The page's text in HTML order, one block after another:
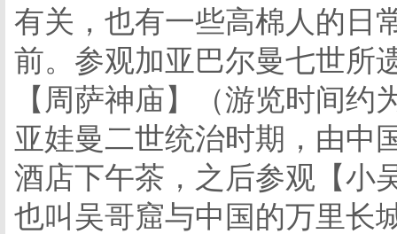
有关，也有一些高棉人的日
前。参观加亚巴尔曼七世所
【周萨神庙】（游览时间
亚娃曼二世统治时期，由中
酒店下午茶，之后参观【小
也叫吴哥窟与中国的万里长